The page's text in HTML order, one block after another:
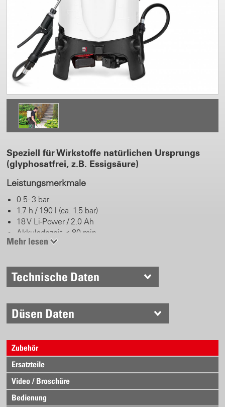
Speziell für Wirkstoffe natürlichen Ursprungs
(glyphosatfrei, z.B. Essigsäure)
Leistungsmerkmale
0.5 - 3 bar
1.7 h / 190 l (ca. 1.5 bar)
18 V Li-Power / 2.0 Ah
Akkuladezeit < 80 min
Sprühbild konstant
Herbizid Floodjet Düse
Schlauchausgang vorne
Klick-Gurtsystem
Elektronische gesteuert
Intelligente Druckregelung
Betriebsdruck einstellbar 0.5 – 3 bar
Energieeffizienz
Mehr lesen
Technische Daten
Düsen Daten
Zubehör
Ersatzteile
Video / Broschüre
Bedienung